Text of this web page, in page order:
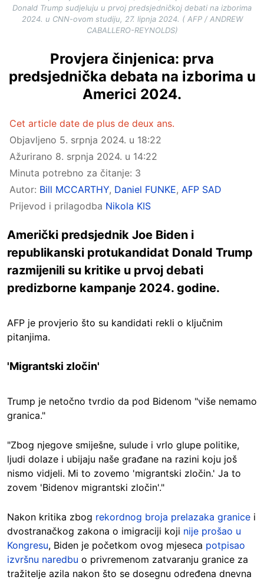
Donald Trump sudjeluju u prvoj predsjedničkoj debati na izborima
2024. u CNN-ovom studiju, 27. lipnja 2024. ( AFP / ANDREW
CABALLERO-REYNOLDS)
Provjera činjenica: prva
predsjednička debata na izborima u
Americi 2024.
Cet article date de plus de deux ans.
Objavljeno 5. srpnja 2024. u 18:22
Ažurirano 8. srpnja 2024. u 14:22
Minuta potrebno za čitanje: 3
Autor: Bill MCCARTHY, Daniel FUNKE, AFP SAD
Prijevod i prilagodba Nikola KIS
Američki predsjednik Joe Biden i
republikanski protukandidat Donald Trump
razmijenili su kritike u prvoj debati
predizborne kampanje 2024. godine.
AFP je provjerio što su kandidati rekli o ključnim
pitanjima.
'Migrantski zločin'
Trump je netočno tvrdio da pod Bidenom "više nemamo
granica."
"Zbog njegove smiješne, sulude i vrlo glupe politike,
ljudi dolaze i ubijaju naše građane na razini koju još
nismo vidjeli. Mi to zovemo 'migrantski zločin.' Ja to
zovem 'Bidenov migrantski zločin'."
Nakon kritika zbog rekordnog broja prelazaka granice i
dvostranačkog zakona o imigraciji koji nije prošao u
Kongresu, Biden je početkom ovog mjeseca potpisao
izvršnu naredbu o privremenom zatvaranju granice za
tražitelje azila nakon što se dosegnu određena dnevna